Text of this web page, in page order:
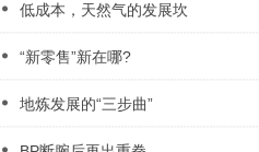
低成本，天然气的发展坎
“新零售”新在哪?
地炼发展的“三步曲”